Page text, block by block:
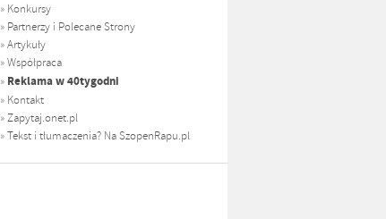
» Konkursy
» Partnerzy i Polecane Strony
»Artykuły
»Współpraca
» Reklama w 40tygodni
» Kontakt
»Zapytaj.onet.pl
»Tekst i tłumaczenia? Na SzopenRapu.pl